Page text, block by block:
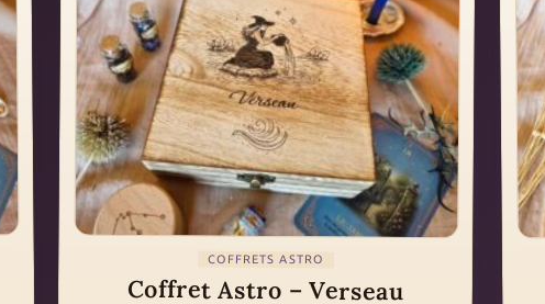
COFFRETS ASTRO
Coffret Astro – Verseau